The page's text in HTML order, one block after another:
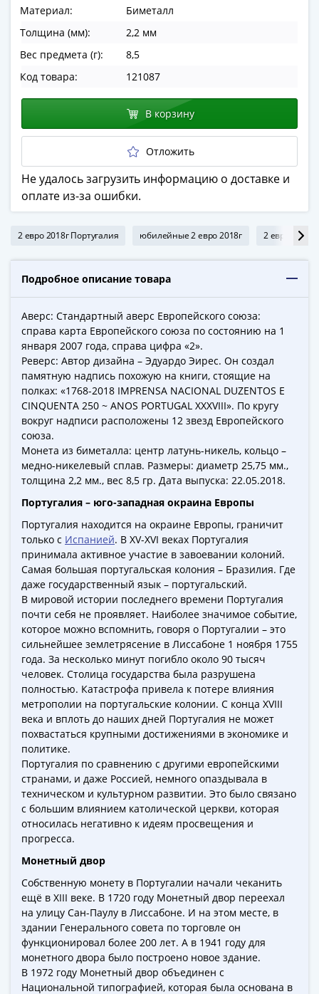
Победы
Человек
труда
Города-
Оружие
Олимпиада
Сочи
2014
футболу
2018
Крымские
события
Архитектура
Красная
Личности
Мультипликация
События
Серебряные
золотые
Города
трудовой
доблести
Освобожденные
Города-
столицы
Европы
Наборы
коллекции
Монеты
СССР
РСФСР
СССР
(1921-
1958)
СССР
ГКЧП
(1961
Материал:
Биметалл
Толщина (мм):
2,2 мм
Вес предмета (г):
8,5
Код товара:
121087
В корзину
Отложить
Не удалось загрузить информацию о доставке и
оплате из-за ошибки.
2 евро 2018г Португалия юбилейные 2 евро 2018г 2 евро 2018г
Подробное описание товара
Аверс: Стандартный аверс Европейского союза:
справа карта Европейского союза по состоянию на 1
января 2007 года, справа цифра «2».
Реверс: Автор дизайна – Эдуардо Эирес. Он создал
памятную надпись похожую на книги, стоящие на
полках: «1768-2018 IMPRENSA NACIONAL DUZENTOS E
CINQUENTA 250 ~ ANOS PORTUGAL XXXVIII». По кругу
вокруг надписи расположены 12 звезд Европейского
союза.
Монета из биметалла: центр латунь-никель, кольцо –
медно-никелевый сплав. Размеры: диаметр 25,75 мм.,
толщина 2,2 мм., вес 8,5 гр. Дата выпуска: 22.05.2018.
Португалия – юго-западная окраина Европы
Португалия находится на окраине Европы, граничит
только с Испанией. В XV-XVI веках Португалия
принимала активное участие в завоевании колоний.
Самая большая португальская колония – Бразилия. Где
даже государственный язык – португальский.
В мировой истории последнего времени Португалия
почти себя не проявляет. Наиболее значимое событие,
которое можно вспомнить, говоря о Португалии – это
сильнейшее землетрясение в Лиссабоне 1 ноября 1755
года. За несколько минут погибло около 90 тысяч
человек. Столица государства была разрушена
полностью. Катастрофа привела к потере влияния
метрополии на португальские колонии. С конца XVIII
века и вплоть до наших дней Португалия не может
похвастаться крупными достижениями в экономике и
политике.
Португалия по сравнению с другими европейскими
странами, и даже Россией, немного опаздывала в
техническом и культурном развитии. Это было связано
с большим влиянием католической церкви, которая
относилась негативно к идеям просвещения и
прогресса.
Монетный двор
Собственную монету в Португалии начали чеканить
ещё в XIII веке. В 1720 году Монетный двор переехал
на улицу Сан-Паулу в Лиссабоне. И на этом месте, в
здании Генерального совета по торговле он
функционировал более 200 лет. А в 1941 году для
монетного двора было построено новое здание.
В 1972 году Монетный двор объединен с
Национальной типографией, которая была основана в